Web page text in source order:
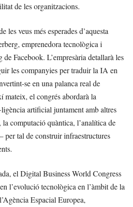
de les organitzacions.
les veus més esperades d’aquesta
emprenedora tecnològica i
Facebook. L’empresària detallarà les
les companyies per traduir la IA en
se en una palanca real de
el congrés abordarà la
artificial juntament amb altres
computació quàntica, l’analítica de
per tal de construir infraestructures
el Digital Business World Congress
l’evolució tecnològica en l’àmbit de la
Espacial Europea,